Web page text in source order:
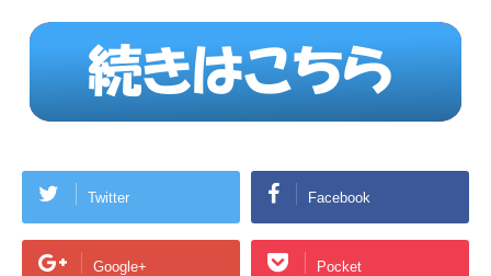
Twitter Facebook
Google+ Pocket